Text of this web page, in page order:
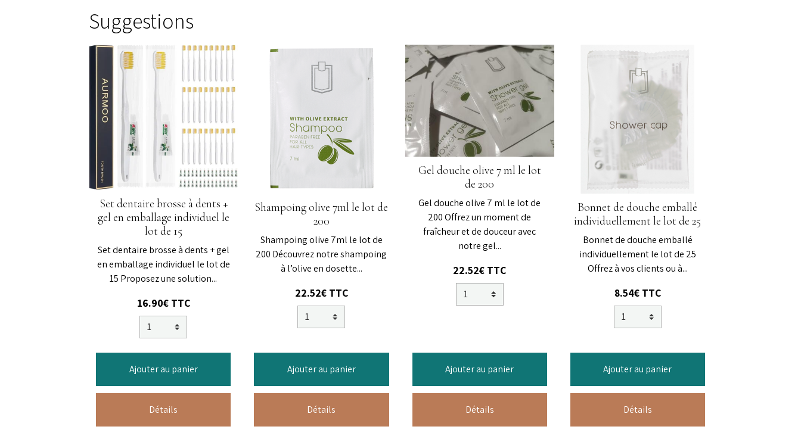
Suggestions
Set dentaire brosse à dents +
gel en emballage individuel le
lot de 15
Set dentaire brosse à dents + gel
en emballage individuel le lot de
15 Proposez une solution...
16.90€ TTC
Ajouter au panier
Détails
Shampoing olive 7ml le lot de
200
Shampoing olive 7ml le lot de
200 Découvrez notre shampoing
à l’olive en dosette...
22.52€ TTC
Ajouter au panier
Détails
Gel douche olive 7 ml le lot
de 200
Gel douche olive 7 ml le lot de
200 Offrez un moment de
fraîcheur et de douceur avec
notre gel...
22.52€ TTC
Ajouter au panier
Détails
Bonnet de douche emballé
individuellement le lot de 25
Bonnet de douche emballé
individuellement le lot de 25
Offrez à vos clients ou à...
8.54€ TTC
Ajouter au panier
Détails